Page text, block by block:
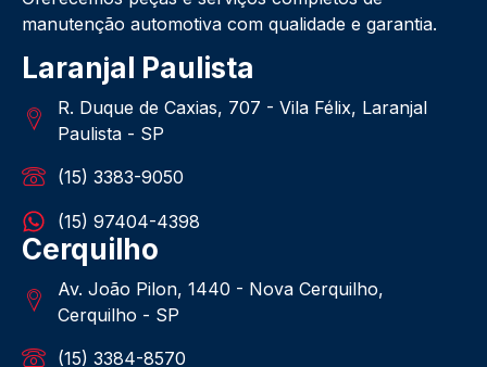
manutenção automotiva com qualidade e garantia.
Laranjal Paulista
R. Duque de Caxias, 707 - Vila Félix, Laranjal
Paulista - SP
(15) 3383-9050
(15) 97404-4398
Cerquilho
Av. João Pilon, 1440 - Nova Cerquilho,
Cerquilho - SP
(15) 3384-8570